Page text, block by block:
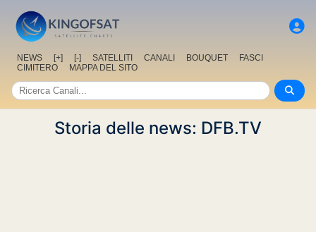
NEWS [+] [-] SATELLITI CANALI BOUQUET
FASCI
CIMITERO
MAPPA DEL SITO
Storia delle news: DFB.TV